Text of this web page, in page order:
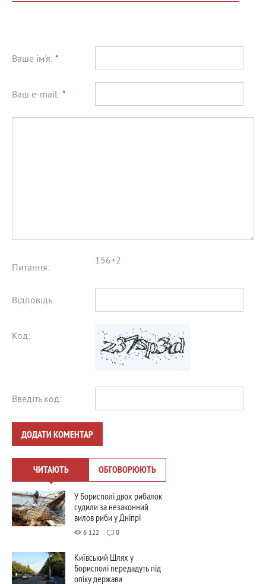
Ваше ім'я: *
Ваш e-mail: *
Питання:
156+2
Відповідь:
Код:
Введіть код:
ДОДАТИ КОМЕНТАР
ЧИТАЮТЬ ОБГОВОРЮЮТЬ
У Борисполі двох рибалок
судили за незаконний
вилов риби у Дніпрі
6 122 0
Київський Шлях у
Борисполі передадуть під
опіку держави